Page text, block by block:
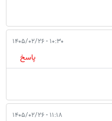
۱۰:۳۰ - ۱۴۰۵/۰۲/۲۶
پاسخ
۱۱:۱۸ - ۱۴۰۵/۰۲/۲۶